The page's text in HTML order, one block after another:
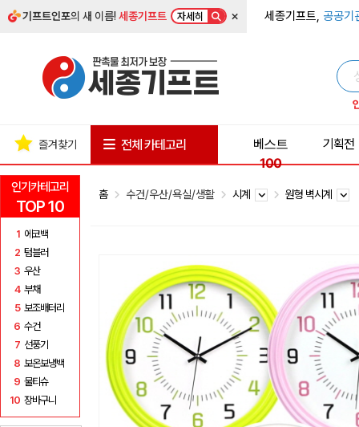
기프트인포의 새 이름!세종기프트 자세히 × 세종기프트, 공공기
인기카테고리
TOP 10
1 에코백
2 텀블러
3 우산
4 부채
5 보조배터리
6 수건
7 선풍기
8 보온보냉백
9 물티슈
10 장바구니
즐겨찾기 전체 카테고리
베스트
100
기획전
홈 수건/우산/욕실/생활 시계 원형 벽시계